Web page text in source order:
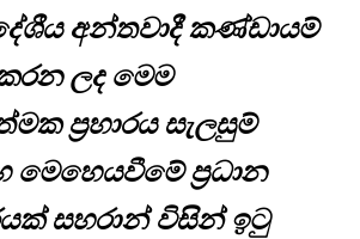
අන්තවාදී කණ්ඩායම්
ලද මෙම
ප්‍රහාරය සැලසුම්
මෙහෙයවීමේ ප්‍රධාන
සහරාන් විසින් ඉටු